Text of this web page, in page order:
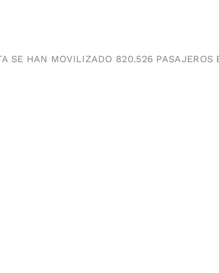
SE HAN MOVILIZADO 820.526